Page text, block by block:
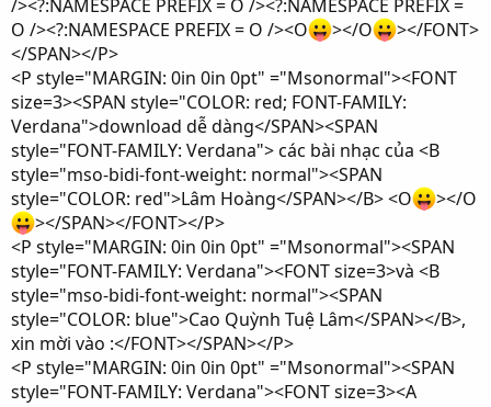
/><?:NAMESPACE PREFIX = O /><?:NAMESPACE PREFIX =
O /><?:NAMESPACE PREFIX = O /><O
></O
></FONT>
</SPAN></P>
<P style="MARGIN: 0in 0in 0pt" ="Msonormal"><FONT
size=3><SPAN style="COLOR: red; FONT-FAMILY:
Verdana">download dễ dàng</SPAN><SPAN
style="FONT-FAMILY: Verdana"> các bài nhạc của <B
style="mso-bidi-font-weight: normal"><SPAN
style="COLOR: red">Lâm Hoàng</SPAN></B> <O
></O
></SPAN></FONT></P>
<P style="MARGIN: 0in 0in 0pt" ="Msonormal"><SPAN
style="FONT-FAMILY: Verdana"><FONT size=3>và <B
style="mso-bidi-font-weight: normal"><SPAN
style="COLOR: blue">Cao Quỳnh Tuệ Lâm</SPAN></B>,
xin mời vào :</FONT></SPAN></P>
<P style="MARGIN: 0in 0in 0pt" ="Msonormal"><SPAN
style="FONT-FAMILY: Verdana"><FONT size=3><A